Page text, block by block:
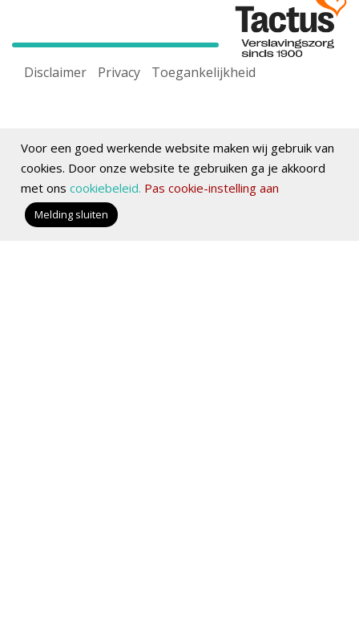
Disclaimer Privacy Toegankelijkheid
Voor een goed werkende website maken wij gebruik van
cookies. Door onze website te gebruiken ga je akkoord
met ons cookiebeleid. Pas cookie-instelling aan
Melding sluiten